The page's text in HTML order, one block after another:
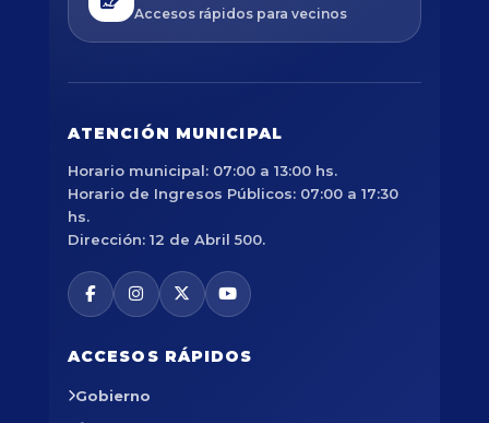
Accesos rápidos para vecinos
ATENCIÓN MUNICIPAL
Horario municipal: 07:00 a 13:00 hs.
Horario de Ingresos Públicos: 07:00 a 17:30
hs.
Dirección: 12 de Abril 500.
ACCESOS RÁPIDOS
Gobierno